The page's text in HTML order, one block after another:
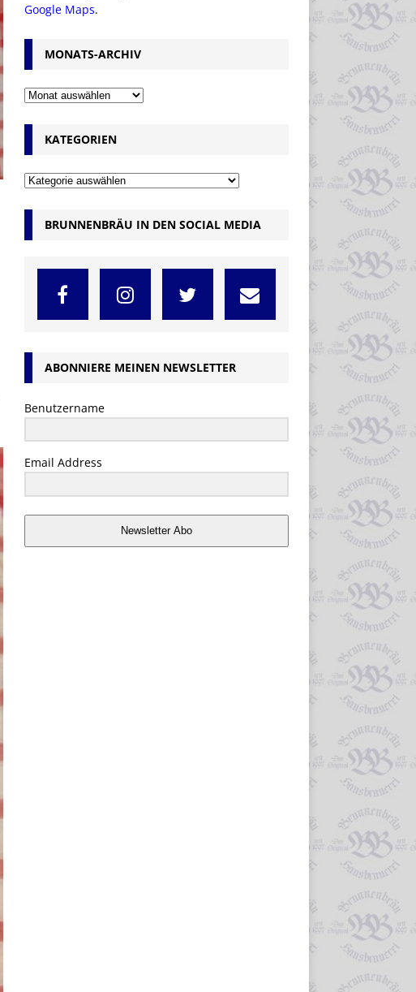
Google Maps.
MONATS-ARCHIV
KATEGORIEN
BRUNNENBRÄU IN DEN SOCIAL MEDIA
ABONNIERE MEINEN NEWSLETTER
Benutzername
Email Address
Newsletter Abo